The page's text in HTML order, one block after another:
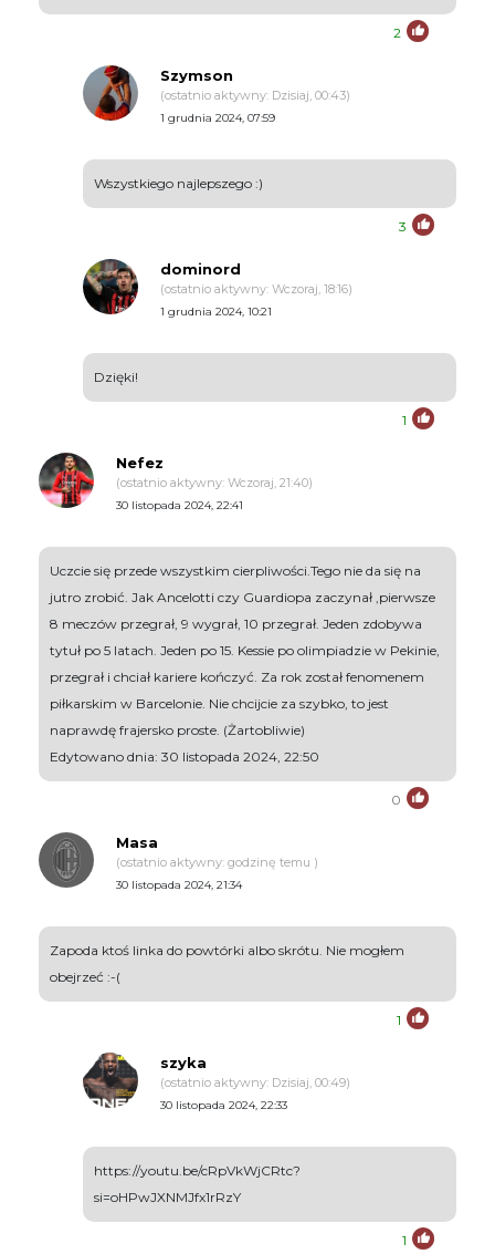
2
Szymson
(ostatnio aktywny: Dzisiaj, 00:43)
1 grudnia 2024, 07:59
Wszystkiego najlepszego :)
3
dominord
(ostatnio aktywny: Wczoraj, 18:16)
1 grudnia 2024, 10:21
Dzięki!
1
Nefez
(ostatnio aktywny: Wczoraj, 21:40)
30 listopada 2024, 22:41
Uczcie się przede wszystkim cierpliwości.Tego nie da się na
jutro zrobić. Jak Ancelotti czy Guardiopa zaczynał ,pierwsze
8 meczów przegrał, 9 wygrał, 10 przegrał. Jeden zdobywa
tytuł po 5 latach. Jeden po 15. Kessie po olimpiadzie w Pekinie,
przegrał i chciał kariere kończyć. Za rok został fenomenem
piłkarskim w Barcelonie. Nie chcijcie za szybko, to jest
naprawdę frajersko proste. (Żartobliwie)
Edytowano dnia: 30 listopada 2024, 22:50
0
Masa
(ostatnio aktywny: godzinę temu )
30 listopada 2024, 21:34
Zapoda ktoś linka do powtórki albo skrótu. Nie mogłem
obejrzeć :-(
1
szyka
(ostatnio aktywny: Dzisiaj, 00:49)
30 listopada 2024, 22:33
https://youtu.be/cRpVkWjCRtc?
si=oHPwJXNMJfx1rRzY
1